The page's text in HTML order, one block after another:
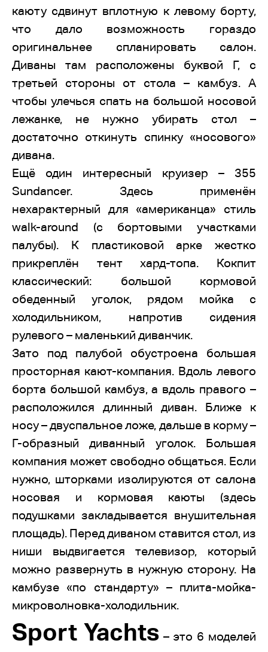
каюту сдвинут вплотную к левому борту,
что дало возможность гораздо
оригинальнее спланировать салон.
Диваны там расположены буквой Г, с
третьей стороны от стола – камбуз. А
чтобы улечься спать на большой носовой
лежанке, не нужно убирать стол –
достаточно откинуть спинку «носового»
дивана.
Ещё один интересный круизер – 355
Sundancer. Здесь применён
нехарактерный для «американца» стиль
walk-around (с бортовыми участками
палубы). К пластиковой арке жестко
прикреплён тент хард-топа. Кокпит
классический: большой кормовой
обеденный уголок, рядом мойка с
холодильником, напротив сидения
рулевого – маленький диванчик.
Зато под палубой обустроена большая
просторная кают-компания. Вдоль левого
борта большой камбуз, а вдоль правого –
расположился длинный диван. Ближе к
носу – двуспальное ложе, дальше в корму –
Г-образный диванный уголок. Большая
компания может свободно общаться. Если
нужно, шторками изолируются от салона
носовая и кормовая каюты (здесь
подушками закладывается внушительная
площадь). Перед диваном ставится стол, из
ниши выдвигается телевизор, который
можно развернуть в нужную сторону. На
камбузе «по стандарту» – плита-мойка-
микроволновка-холодильник.
Sport Yachts– это 6 моделей